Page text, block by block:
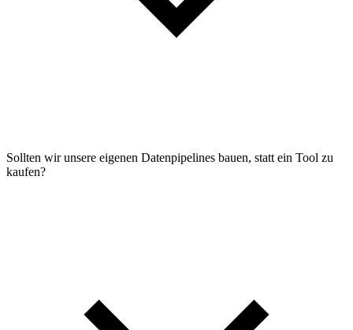
Sollten wir unsere eigenen Datenpipelines bauen, statt ein Tool zu
kaufen?